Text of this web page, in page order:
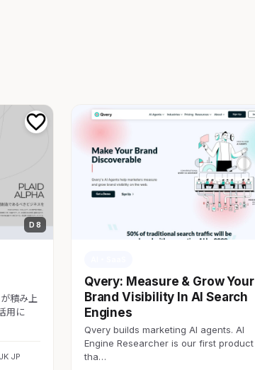
D 8
積み上
用に
JP
Qvery: Measure & Grow Your
Brand Visibility In AI Search
Engines
Qvery builds marketing AI agents. AI
Engine Researcher is our first product
tha…